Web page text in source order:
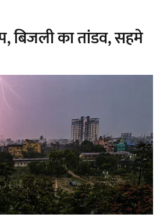
बिजली का तांडव, सहमे